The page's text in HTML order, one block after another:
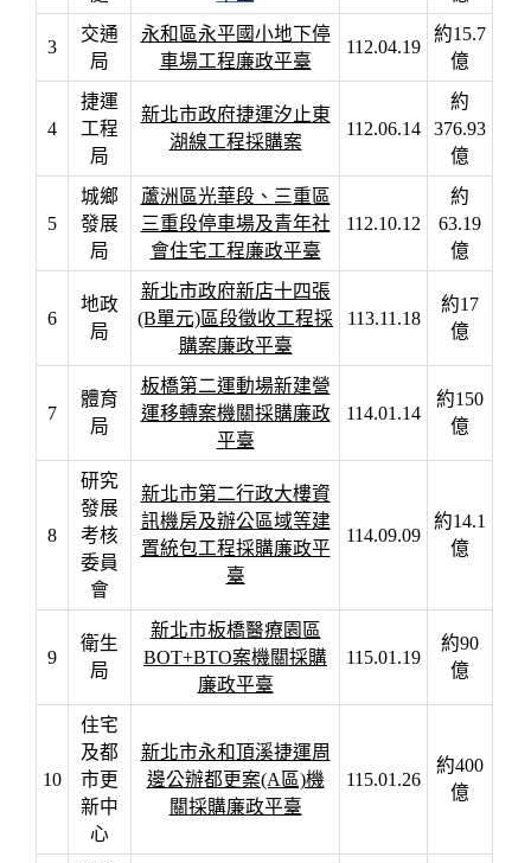
3
交通
局
永和區永平國小地下停
車場工程廉政平臺
112.04.19
約15.7
億
4
捷運
工程
局
新北市政府捷運汐止東
湖線工程採購案
112.06.14
約
376.93
億
5
城鄉
發展
局
蘆洲區光華段、三重區
三重段停車場及青年社
會住宅工程廉政平臺
112.10.12
約
63.19
億
6
地政
局
新北市政府新店十四張
(B單元)區段徵收工程採
購案廉政平臺
113.11.18
約17
億
7
體育
局
板橋第二運動場新建營
運移轉案機關採購廉政
平臺
114.01.14
約150
億
8
研究
發展
考核
委員
會
新北市第二行政大樓資
訊機房及辦公區域等建
置統包工程採購廉政平
臺
114.09.09
約14.1
億
9
衛生
局
新北市板橋醫療園區
BOT+BTO案機關採購
廉政平臺
115.01.19
約90
億
10
住宅
及都
市更
新中
心
新北市永和頂溪捷運周
邊公辦都更案(A區)機
關採購廉政平臺
115.01.26
約400
億